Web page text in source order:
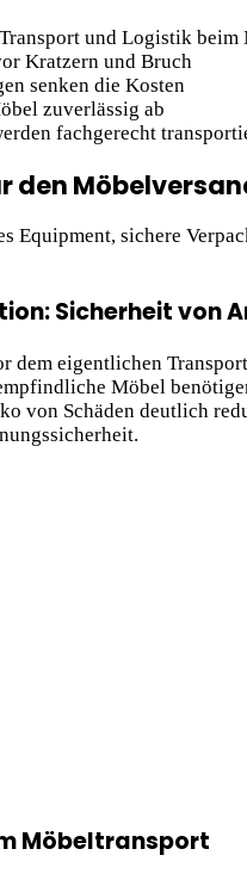
und Logistik beim
Kratzern und Bruch
senken die Kosten
zuverlässig ab
fachgerecht
den
Equipment, sichere
Sicherheit von
dem eigentlichen
Möbel
von Schäden deutlich
Möbeltransport